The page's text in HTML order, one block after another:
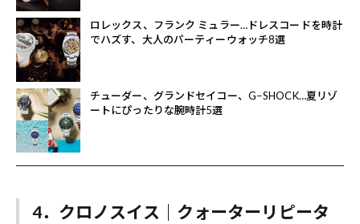
ロレックス、フランク ミュラー…ドレスコードを時計
でハズす、大人のパーティーウォッチ8選
チューダー、グランドセイコー、G−SHOCK…夏リゾ
ートにぴったりな腕時計5選
4．クロノスイス｜クォーターリピータ